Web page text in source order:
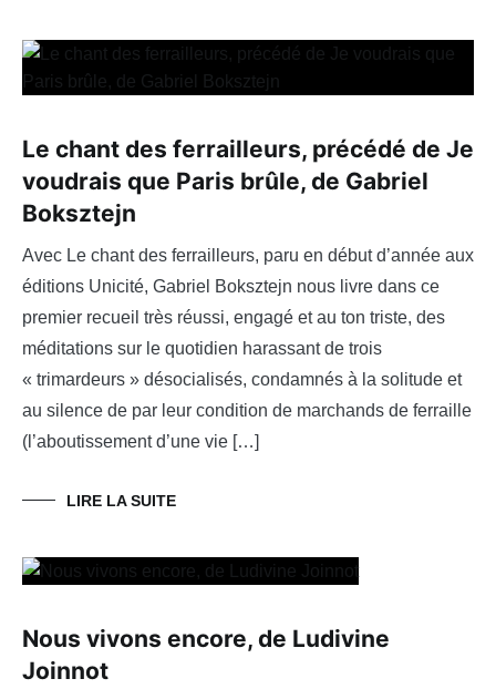
Le chant des ferrailleurs, précédé de Je
voudrais que Paris brûle, de Gabriel
Boksztejn
Avec Le chant des ferrailleurs, paru en début d’année aux
éditions Unicité, Gabriel Boksztejn nous livre dans ce
premier recueil très réussi, engagé et au ton triste, des
méditations sur le quotidien harassant de trois
« trimardeurs » désocialisés, condamnés à la solitude et
au silence de par leur condition de marchands de ferraille
(l’aboutissement d’une vie […]
LIRE LA SUITE
Nous vivons encore, de Ludivine
Joinnot